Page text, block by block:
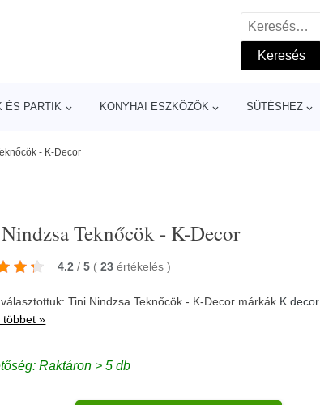
Keresés:
ÉS PARTIK KONYHAI ESZKÖZÖK SÜTÉSHEZ
- K-Decor
Teknőcök - K-Decor
4.2 / 5 ( 23 értékelés)
Tini Nindzsa Teknőcök - K-Decor márkák K decor
többet »
Raktáron > 5 db